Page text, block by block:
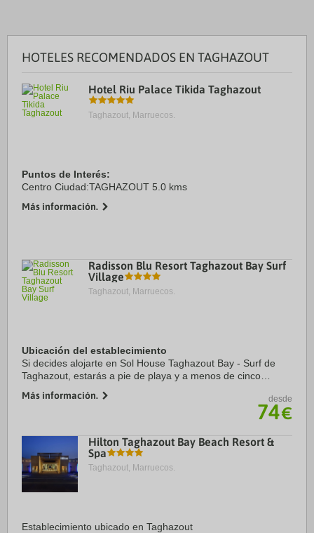
HOTELES RECOMENDADOS EN TAGHAZOUT
Hotel Riu Palace Tikida Taghazout
Taghazout, Marruecos.
Puntos de Interés:
Centro Ciudad:TAGHAZOUT 5.0 kms
Más información.
Radisson Blu Resort Taghazout Bay Surf
Village
Taghazout, Marruecos.
Ubicación del establecimiento
Si decides alojarte en Sol House Taghazout Bay - Surf de
Taghazout, estarás a pie de playa y a menos de cinco
Tazegzout. Además, este hotel de 4 ...
Más información. desde
74€
Hilton Taghazout Bay Beach Resort &
Spa
Taghazout, Marruecos.
Establecimiento ubicado en Taghazout